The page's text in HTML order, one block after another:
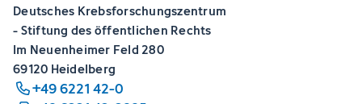
Deutsches Krebsforschungszentrum
- Stiftung des öffentlichen Rechts
Im Neuenheimer Feld 280
69120 Heidelberg
+49 6221 42-0